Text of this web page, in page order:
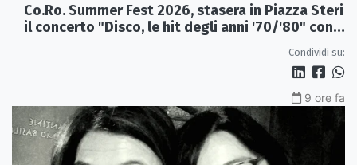
Co.Ro. Summer Fest 2026, stasera in Piazza Steri
il concerto "Disco, le hit degli anni '70/'80" con
Condividi su:
9 ore fa